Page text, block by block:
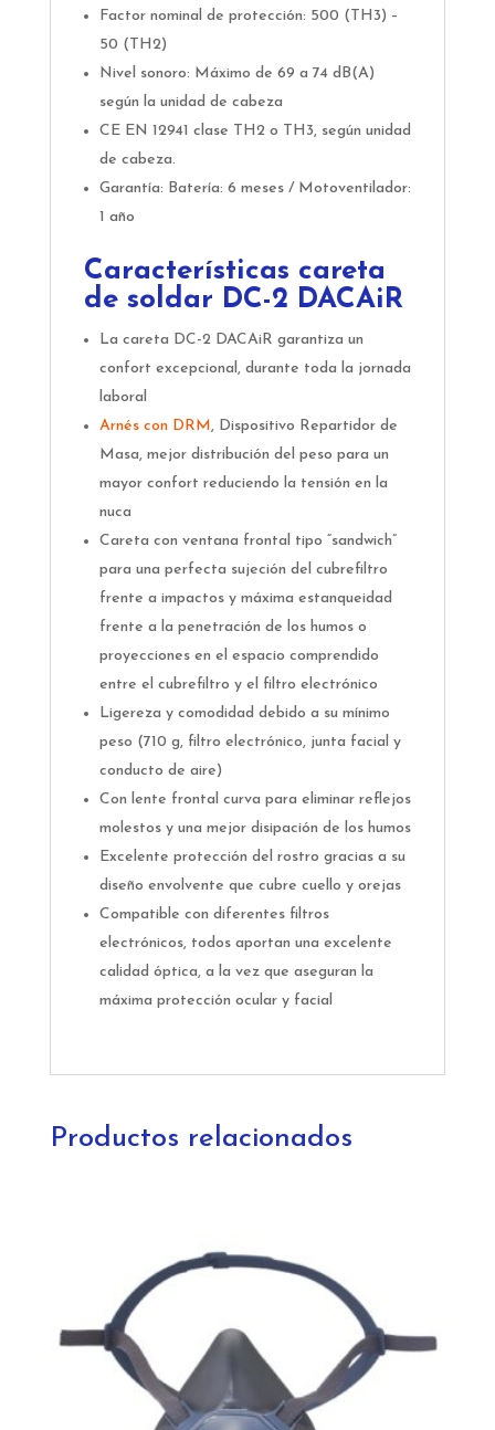
Factor nominal de protección: 500 (TH3) –
50 (TH2)
Nivel sonoro: Máximo de 69 a 74 dB(A)
según la unidad de cabeza
CE EN 12941 clase TH2 o TH3, según unidad
de cabeza.
Garantía: Batería: 6 meses / Motoventilador:
1 año
Características careta
de soldar DC-2 DACAiR
La careta DC-2 DACAiR garantiza un
confort excepcional, durante toda la jornada
laboral
Arnés con DRM , Dispositivo Repartidor de
Masa, mejor distribución del peso para un
mayor confort reduciendo la tensión en la
nuca
Careta con ventana frontal tipo “sandwich”
para una perfecta sujeción del cubrefiltro
frente a impactos y máxima estanqueidad
frente a la penetración de los humos o
proyecciones en el espacio comprendido
entre el cubrefiltro y el filtro electrónico
Ligereza y comodidad debido a su mínimo
peso (710 g, filtro electrónico, junta facial y
conducto de aire)
Con lente frontal curva para eliminar reflejos
molestos y una mejor disipación de los humos
Excelente protección del rostro gracias a su
diseño envolvente que cubre cuello y orejas
Compatible con diferentes filtros
electrónicos, todos aportan una excelente
calidad óptica, a la vez que aseguran la
máxima protección ocular y facial
Productos relacionados